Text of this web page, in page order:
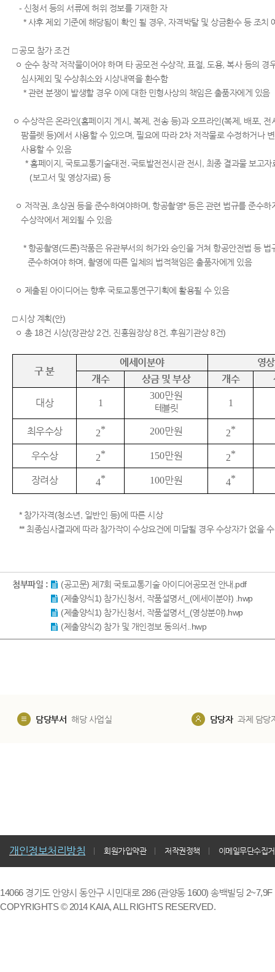
- 신청서 등의 서류에 허위 정보를 기재한 자
* 사후 제외 기준에 해당됨이 확인 될 경우, 자격박탈 및 상금환수 등 조치
□ 공모 참가 조건
ㅇ 순수 창작 저작물이어야 하며 타 공모전 수상작, 표절, 도용, 복사 등의 경
심사제외 및 수상취소와 시상내역을 환수함
* 관련 분쟁이 발생할 경우 이에 대한 민형사상의 책임은 출품자에게 있음
ㅇ 수상작은 온라인(홈페이지 게시, 복제, 전송 등)과 오프라인(복제, 배포,
팜플렛 등)에서 사용할 수 있으며, 필요에 따라 2차 저작물로 수정하거나
사용할 수 있음
* 홈페이지, 국토교통기술대전․국토발전전시관 전시, 최종 결과물 보고자
(보고서 및 영상자료) 등
ㅇ 저작권, 초상권 등을 준수하여야하며, 항공촬영* 등은 관련 법규를 준수
수상작에서 제외될 수 있음
* 항공촬영(드론)작품은 유관부서의 허가와 승인을 거쳐 항공안전법 등 법
준수하여야 하며, 촬영에 따른 일체의 법적책임은 출품자에게 있음
ㅇ 제출된 아이디어는 향후 국토교통연구기획에 활용될 수 있음
□ 시상 계획(안)
ㅇ 총 18건 시상(장관상 2건, 진흥원장상 8건, 후원기관상 8건)
구 분
에세이분야
영
개수
상금 및 부상 개수
대상 1
300만원
테블릿 1
최우수상 2* 200만원 2*
우수상 2* 150만원 2*
장려상 4* 100만원 4*
* 참가자격(청소년, 일반인 등)에 따른 시상
** 최종심사결과에 따라 참가작이 수상요건에 미달될 경우 수상자가 없을
첨부파일 :
(공고문) 제7회 국토교통기술 아이디어공모전 안내.pdf
(제출양식1) 참가신청서, 작품설명서_(에세이분야) .hwp
(제출양식1) 참가신청서, 작품설명서_(영상분야).hwp
(제출양식2) 참가 및 개인정보 동의서..hwp
담당부서 해당 사업실 담당자 과제 담당
개인정보처리방침 회원가입약관 저작권정책 이메일무단수집
14066 경기도 안양시 동안구 시민대로 286 (관양동 1600) 송백빌딩
COPYRIGHTS © 2014 KAIA, ALL RIGHTS RESERVED.